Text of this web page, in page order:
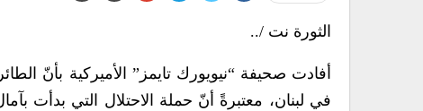
الثورة نت /..
أفادت صحيفة “نيويورك تايمز” الأميركية بأنّ
في لبنان، معتبرةً أنّ حملة الاحتلال التي بدأت